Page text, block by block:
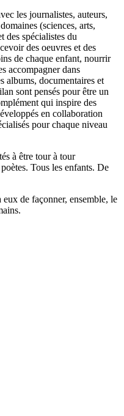
les journalistes, auteurs,
(sciences, arts,
des spécialistes du
des oeuvres et des
de chaque enfant, nourrir
accompagner dans
albums, documentaires et
sont pensés pour être un
qui inspire des
en collaboration
pour chaque niveau
à être tour à tour
Tous les enfants. De
de façonner, ensemble, le